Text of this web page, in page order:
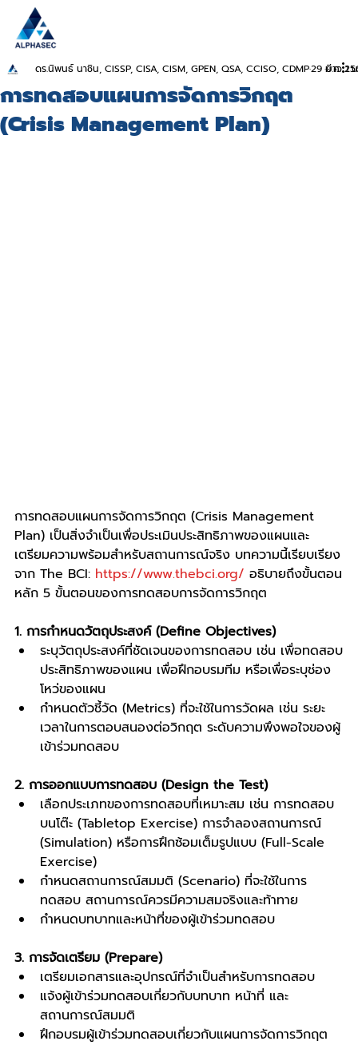
การทดสอบแผนการจัดการวิกฤต
(Crisis Management Plan)
ดร.นิพนธ์ นาชิน, CISSP, CISA, CISM, GPEN, QSA, CCISO, CDMP29 มี.ค.
ยาว 1
การทดสอบแผนการจัดการวิกฤต (Crisis Management
Plan) เป็นสิ่งจำเป็นเพื่อประเมินประสิทธิภาพของแผนและ
เตรียมความพร้อมสำหรับสถานการณ์จริง บทความนี้เรียบเรียง
จาก The BCI: https://www.thebci.org/ อธิบายถึงขั้นตอน
หลัก 5 ขั้นตอนของการทดสอบการจัดการวิกฤต
1. การกำหนดวัตถุประสงค์ (Define Objectives)
ระบุวัตถุประสงค์ที่ชัดเจนของการทดสอบ เช่น เพื่อทดสอบ
ประสิทธิภาพของแผน เพื่อฝึกอบรมทีม หรือเพื่อระบุช่อง
โหว่ของแผน
กำหนดตัวชี้วัด (Metrics) ที่จะใช้ในการวัดผล เช่น ระยะ
เวลาในการตอบสนองต่อวิกฤต ระดับความพึงพอใจของผู้
เข้าร่วมทดสอบ
2. การออกแบบการทดสอบ (Design the Test)
เลือกประเภทของการทดสอบที่เหมาะสม เช่น การทดสอบ
บนโต๊ะ (Tabletop Exercise) การจำลองสถานการณ์
(Simulation) หรือการฝึกซ้อมเต็มรูปแบบ (Full-Scale
Exercise)
กำหนดสถานการณ์สมมติ (Scenario) ที่จะใช้ในการ
ทดสอบ สถานการณ์ควรมีความสมจริงและท้าทาย
กำหนดบทบาทและหน้าที่ของผู้เข้าร่วมทดสอบ
3. การจัดเตรียม (Prepare)
เตรียมเอกสารและอุปกรณ์ที่จำเป็นสำหรับการทดสอบ
แจ้งผู้เข้าร่วมทดสอบเกี่ยวกับบทบาท หน้าที่ และ
สถานการณ์สมมติ
ฝึกอบรมผู้เข้าร่วมทดสอบเกี่ยวกับแผนการจัดการวิกฤต